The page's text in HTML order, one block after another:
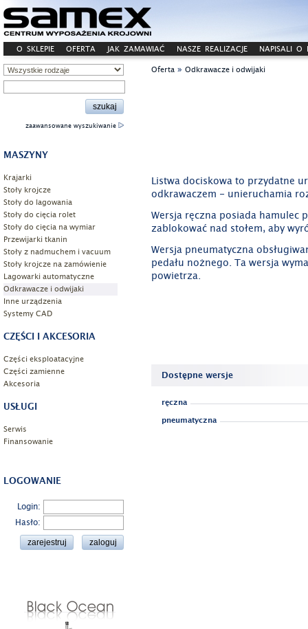
O SKLEPIE OFERTA JAK ZAMAWIAĆ NASZE REALIZACJE NAPISALI O
zaawansowane wyszukiwanie
MASZYNY
Krajarki
Stoły krojcze
Stoły do lagowania
Stoły do cięcia rolet
Stoły do cięcia na wymiar
Przewijarki tkanin
Stoły z nadmuchem i vacuum
Stoły krojcze na zamówienie
Lagowarki automatyczne
Odkrawacze i odwijaki
Inne urządzenia
Systemy CAD
CZĘŚCI I AKCESORIA
Części eksploatacyjne
Części zamienne
Akcesoria
USŁUGI
Serwis
Finansowanie
LOGOWANIE
Login:
Hasło:
Oferta » Odkrawacze i odwijaki
Listwa dociskowa to przydatne
odkrawaczem - unieruchamia
Wersja ręczna posiada hamulec
zablokować nad stołem, aby
Wersja pneumatyczna
pedału nożnego. Ta wersja
powietrza.
Dostępne wersje
ręczna
pneumatyczna